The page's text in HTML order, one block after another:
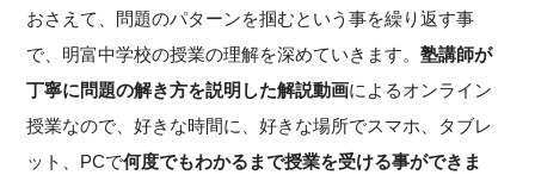
おさえて、問題のパターンを掴むという事を繰り返す事
で、明富中学校の授業の理解を深めていきます。塾講師が
丁寧に問題の解き方を説明した解説動画によるオンライン
授業なので、好きな時間に、好きな場所でスマホ、タブレ
ット、PCで何度でもわかるまで授業を受ける事ができま